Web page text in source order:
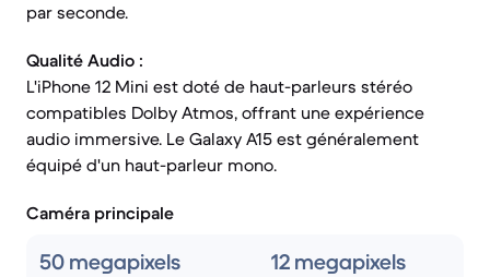
par seconde.
Qualité Audio :
L'iPhone 12 Mini est doté de haut-parleurs stéréo
compatibles Dolby Atmos, offrant une expérience
audio immersive. Le Galaxy A15 est généralement
équipé d'un haut-parleur mono.
Caméra principale
50 megapixels 12 megapixels